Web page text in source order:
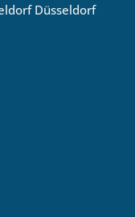
Düsseldorf